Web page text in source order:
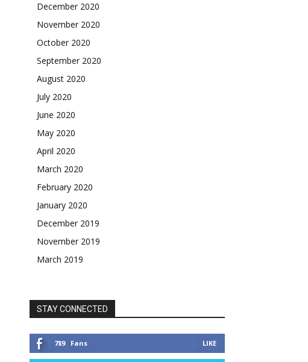
December 2020
November 2020
October 2020
September 2020
August 2020
July 2020
June 2020
May 2020
April 2020
March 2020
February 2020
January 2020
December 2019
November 2019
March 2019
STAY CONNECTED
789 Fans LIKE